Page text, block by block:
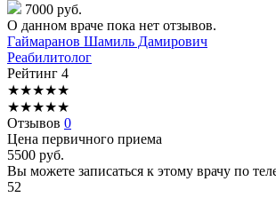
7000 руб.
О данном враче пока нет отзывов.
Гаймаранов Шамиль Дамирович
Реабилитолог
Рейтинг 4
★★★★★
★★★★★
Отзывов 0
Цена первичного приема
5500 руб.
Вы можете записаться к этому врачу по
52